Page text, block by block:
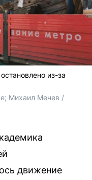
из-за
Михаил Мечев /
движение